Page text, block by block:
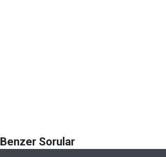
Benzer Sorular